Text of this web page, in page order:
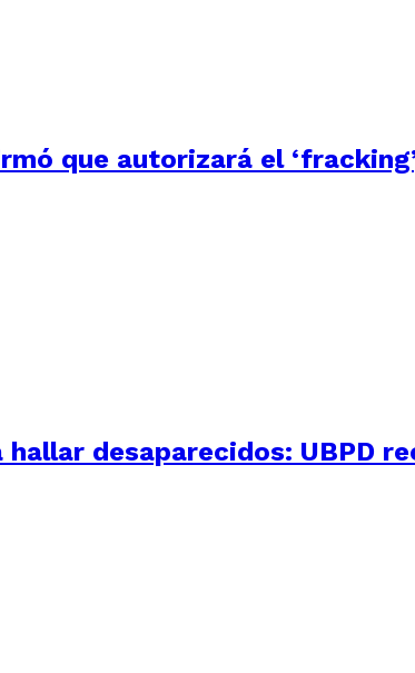
que autorizará el
hallar desaparecidos: UBPD